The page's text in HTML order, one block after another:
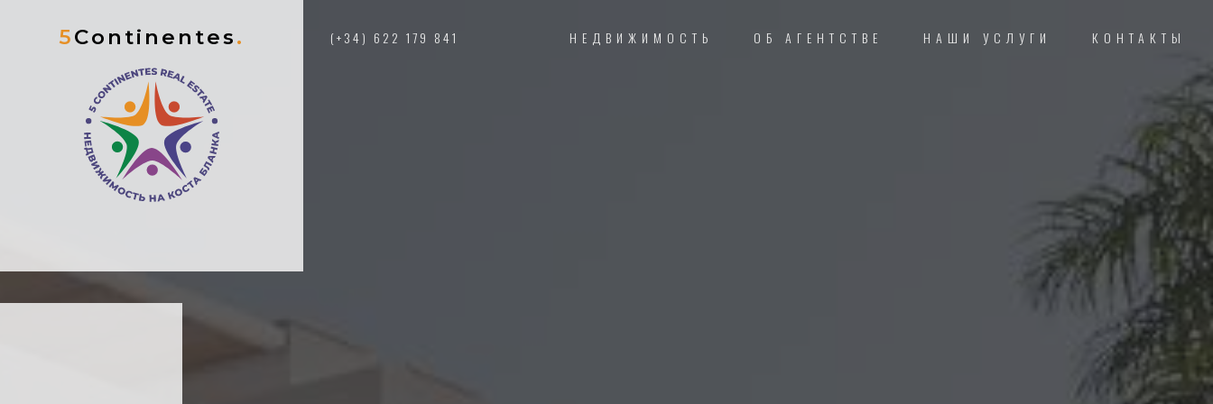
5Continentes. (+34) 622 179 841 НЕДВИЖИМОСТЬ ОБ АГЕНТСТВЕ НАШИ УСЛУГИ КОНТАКТЫ